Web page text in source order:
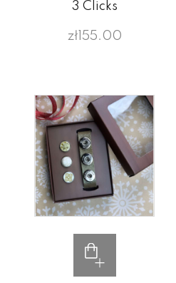
3 Clicks
zł155.00